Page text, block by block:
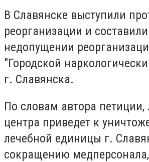
В Славянске выступили
реорганизации и
недопущении
"Городской
г. Славянска.
По словам автора
центра приведет к
лечебной единицы г.
сокращению